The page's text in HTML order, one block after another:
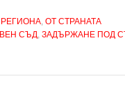
, ОТ СТРАНАТА
СЪД, ЗАДЪРЖАНЕ ПОД